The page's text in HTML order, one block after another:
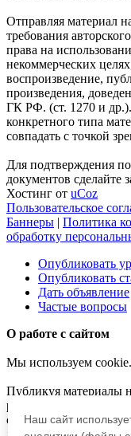
Отправляя материал
требования
права на
некоммерческих
воспроизведение,
произведения,
ГК РФ. (ст. 1270 и
конкретного типа
совпадать с точкой
Для подтверждения
документов сделайте
Хостинг от uCoz
Пользовательское
Баннеры | Политика
обработку
Опубликовать
Опубликовать
Дать объявление
Частые вопросы
О работе с сайтом
Мы используем cookie.
Публикуя материалы
разработки и др.),
ответственность за
Наш сайт